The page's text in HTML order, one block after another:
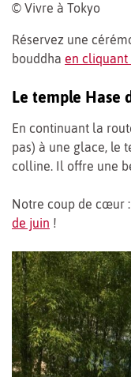
© Vivre à Tokyo
Réservez une
bouddha en cliquant
Le temple Hase
En continuant la
pas) à une glace, le
colline. Il offre une
Notre coup de cœur :
de juin !